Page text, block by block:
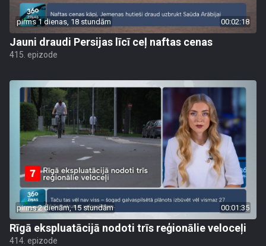
pirms 1 dienas, 18 stundām 00:02:18
Jauni draudi Persijas līcī ceļ naftas cenas
415. epizode
pirms 2 dienām, 15 stundām 00:01:35
Rīgā ekspluatācijā nodoti trīs reģionālie veloceļi
414. epizode